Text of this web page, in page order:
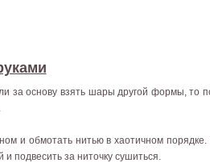
за основу взять шары другой формы, то
и обмотать нитью в хаотичном
подвесить за ниточку сушиться.